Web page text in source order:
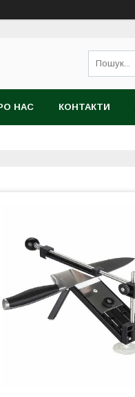
НАС КОНТАКТИ